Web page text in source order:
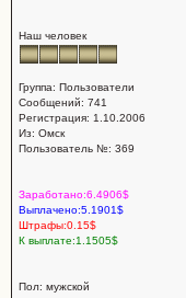
Наш человек
Группа: Пользователи
Сообщений: 741
Регистрация: 1.10.2006
Из: Омск
Пользователь №: 369
Заработано:6.4906$
Выплачено:5.1901$
Штрафы:0.15$
К выплате:1.1505$
Пол: мужской